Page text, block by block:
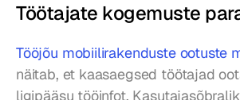
Töötajate kogemuste
Tööjõu mobiilirakenduste ootuste
näitab, et kaasaegsed töötajad
ligipääsu tööinfot.